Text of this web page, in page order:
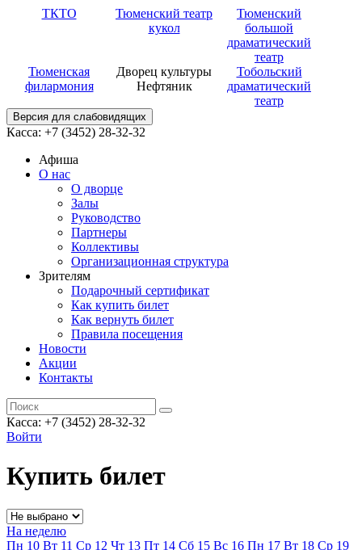
ТКТО
Тюменский театр
кукол
Тюменский
большой
драматический
театр
Тюменская
филармония
Дворец культуры
Нефтяник
Тобольский
драматический
театр
Версия для слабовидящих
Касса: +7 (3452) 28-32-32
Афиша
О нас
О дворце
Залы
Руководство
Партнеры
Коллективы
Организационная структура
Зрителям
Подарочный сертификат
Как купить билет
Как вернуть билет
Правила посещения
Новости
Акции
Контакты
Касса: +7 (3452) 28-32-32
Войти
Купить билет
На неделю
Пн 10 Вт 11 Ср 12 Чт 13 Пт 14 Сб 15 Вс 16 Пн 17 Вт 18 Ср 19